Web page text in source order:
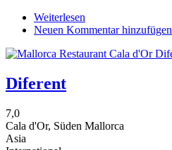
Weiterlesen
Nikki
Club
Neuen Kommentar hinzufügen
Diferent
7,0
Cala d'Or, Süden Mallorca
Asia